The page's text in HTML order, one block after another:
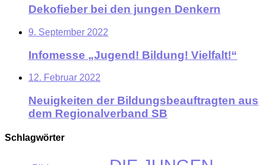
Dekofieber bei den jungen Denkern
9. September 2022
Infomesse „Jugend! Bildung! Vielfalt!“
12. Februar 2022
Neuigkeiten der Bildungsbeauftragten aus
dem Regionalverband SB
Schlagwörter